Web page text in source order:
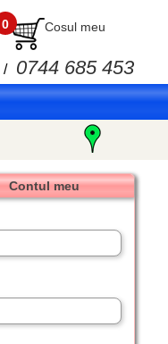
0 Cosul meu
/ 0744 685 453
Contul meu